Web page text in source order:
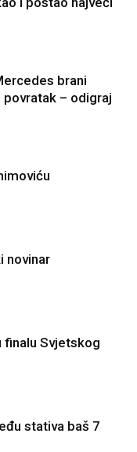
brani
– odigraj
novinar
finalu Svjetskog
stativa baš 7